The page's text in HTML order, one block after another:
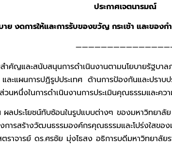
ประกาศเจตนารมณ์
าย งดการให้และการรับของขวัญ กระเช้า และของ
ำคัญและสนับสนุนการดำเนินงานตามนโยบายรัฐ
ละแผนการปฏิรูปประเทศ ด้านการป้องกันและป
วนหนึ่งในการดำเนินงานการประเมินคุณธรรมและค
ประโยชน์ทับซ้อนในรูปแบบต่างๆ ของมหาวิทยาลั
สร้างวัฒนธรรมองค์กรคุณธรรมและโปร่งใสของ
ราจารย์ ดร.ศรชัย มุ่งไธสง อธิการบดีมหาวิทยาลัย